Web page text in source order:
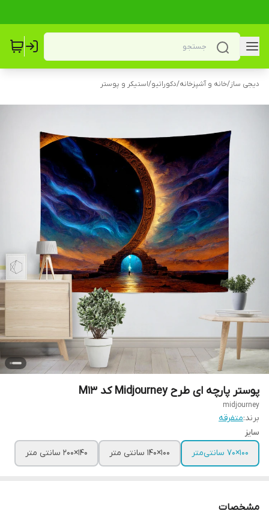
دیجی ساز/خانه و آشپزخانه/دکوراتیو/استیکر و پوستر
پوستر پارچه ای طرح Midjourney کد M13
midjourney
برند:متفرقه
سایز
100×70 سانتی‌متر
100×140 سانتی متر 140×200 سانتی متر
مشخصات